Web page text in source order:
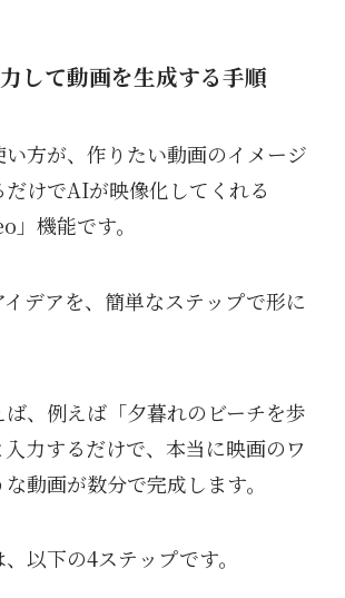
して動画を生成する手順
方が、作りたい動画のイメージ
けでAIが映像化してくれる
」機能です。
デアを、簡単なステップで形に
ば、例えば「夕暮れのビーチを歩
入力するだけで、本当に映画のワ
動画が数分で完成します。
以下の4ステップです。